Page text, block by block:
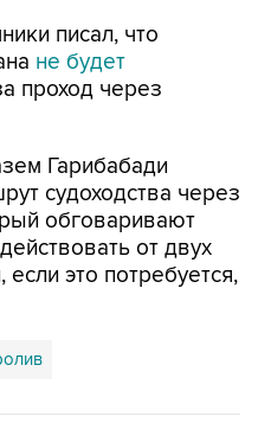
писал, что
не будет
проход через
Гарибабади
судоходства через
обговаривают
от двух
это потребуется,